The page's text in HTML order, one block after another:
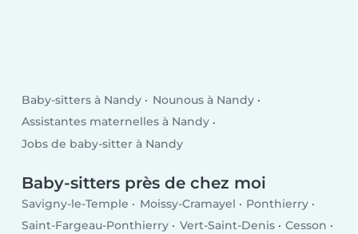
Baby-sitters à Nandy
Nounous à Nandy
Assistantes maternelles à Nandy
Jobs de baby-sitter à Nandy
Baby-sitters près de chez moi
Savigny-le-Temple Moissy-Cramayel
Ponthierry
Saint-Fargeau-Ponthierry
Vert-Saint-Denis
Cesson